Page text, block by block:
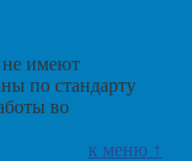
имеют
по стандарту
во
к меню ↑